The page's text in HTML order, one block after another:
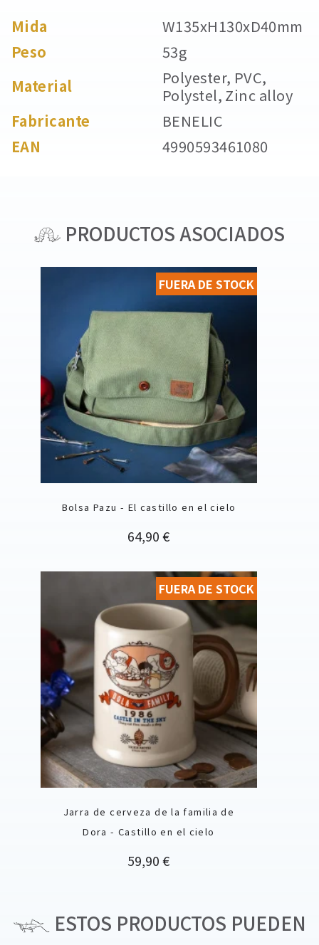
Mida
W135xH130xD40mm
Peso
53g
Material
Polyester, PVC,
Polystel, Zinc alloy
Fabricante
BENELIC
EAN
4990593461080
PRODUCTOS ASOCIADOS
Bolsa Pazu - El castillo en el cielo
Precio
64,90 €
FUERA DE STOCK
Jarra de cerveza de la familia de
Dora - Castillo en el cielo
Precio
59,90 €
FUERA DE STOCK
ESTOS PRODUCTOS PUEDEN